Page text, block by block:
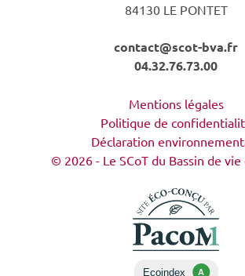
84130 LE PONTET
contact@scot-bva.fr
04.32.76.73.00
Mentions légales
Politique de
Déclaration
© 2026 - Le SCoT du Bassin de vie
Ecoindex A